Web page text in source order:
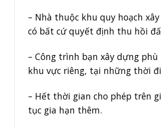
– Nhà thuộc khu quy hoạch
có bất cứ quyết định thu hồi
– Công trình bạn xây dựng
khu vực riêng, tại những thời
– Hết thời gian cho phép trên
tục gia hạn thêm.